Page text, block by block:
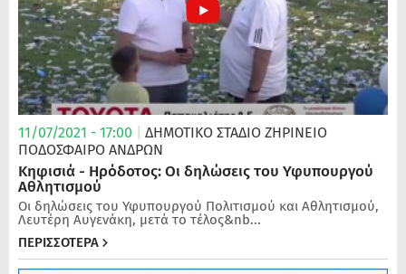
11/07/2021 - 17:00
ΔΗΜΟΤΙΚΟ ΣΤΑΔΙΟ ΖΗΡΙΝΕΙΟ
ΠΟΔΌΣΦΑΙΡΟ ΑΝΔΡΏΝ
Κηφισιά - Ηρόδοτος: Οι δηλώσεις του Υφυπουργού
Αθλητισμού
Οι δηλώσεις του Υφυπουργού Πολιτισμού και Αθλητισμού,
Λευτέρη Αυγενάκη, μετά το τέλος&nb...
ΠΕΡΙΣΣΟΤΕΡΑ